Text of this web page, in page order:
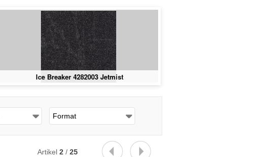
Ice Breaker 4282003 Jetmist
Format
Artikel 2 / 25